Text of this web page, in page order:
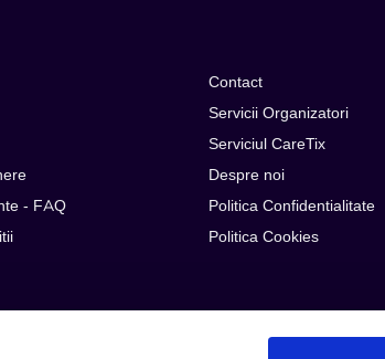
- FAQ
Contact
Servicii Organizatori
Serviciul CareTix
Despre noi
Politica Confidentialitate
Politica Cookies